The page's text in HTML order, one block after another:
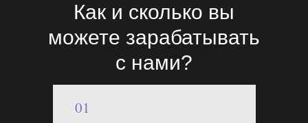
Как и сколько вы
можете зарабатывать
с нами?
01